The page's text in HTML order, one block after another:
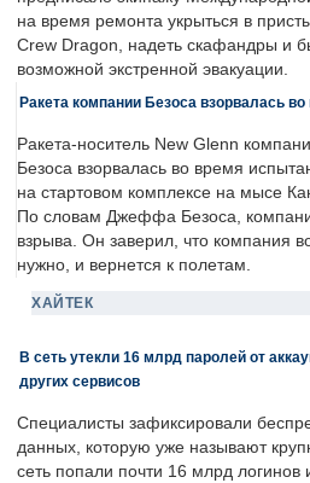
на время ремонта укрыться в
Crew Dragon, надеть скафандры и
возможной экстренной эвакуации.
Ракета компании Безоса взорвалась
Ракета-носитель New Glenn
Безоса взорвалась во время
на стартовом комплексе на мысе
По словам Джеффа Безоса,
взрыва. Он заверил, что компания
нужно, и вернется к полетам.
ХАЙТЕК
В сеть утекли 16 млрд паролей от
других сервисов
Специалисты зафиксировали
данных, которую уже называют
сеть попали почти 16 млрд логинов